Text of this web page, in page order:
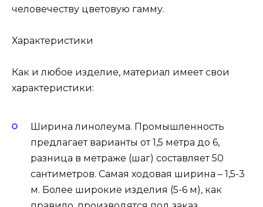
человечеству цветовую гамму.
Характеристики
Как и любое изделие, материал имеет свои
характеристики:
Ширина линолеума. Промышленность
предлагает варианты от 1,5 метра до 6,
разница в метраже (шаг) составляет 50
сантиметров. Самая ходовая ширина – 1,5-3
м. Более широкие изделия (5-6 м), как